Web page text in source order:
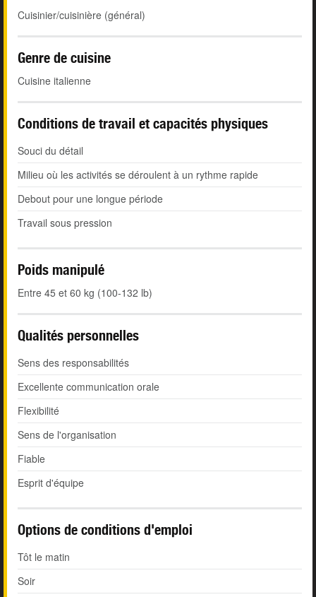
Cuisinier/cuisinière (général)
Genre de cuisine
Cuisine italienne
Conditions de travail et capacités physiques
Souci du détail
Milieu où les activités se déroulent à un rythme rapide
Debout pour une longue période
Travail sous pression
Poids manipulé
Entre 45 et 60 kg (100-132 lb)
Qualités personnelles
Sens des responsabilités
Excellente communication orale
Flexibilité
Sens de l'organisation
Fiable
Esprit d'équipe
Options de conditions d'emploi
Tôt le matin
Soir